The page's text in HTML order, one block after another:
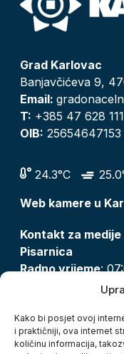
Kako bi posjet ovoj
i praktičniji, ova internet
količinu informacija,
Grad Karlovac
Banjavčićeva 9,
Email:
T: +385 47 628 111
OIB: 25654647153
24.3°C
Web kamere u
Kontakt za medije
Pisarnica
Radno vrijeme: